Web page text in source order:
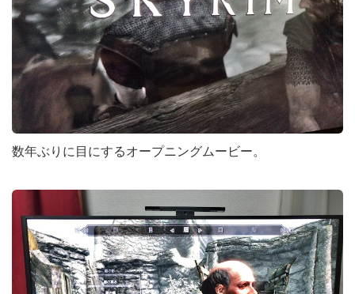
数年ぶりに目にするオープニングムービー。